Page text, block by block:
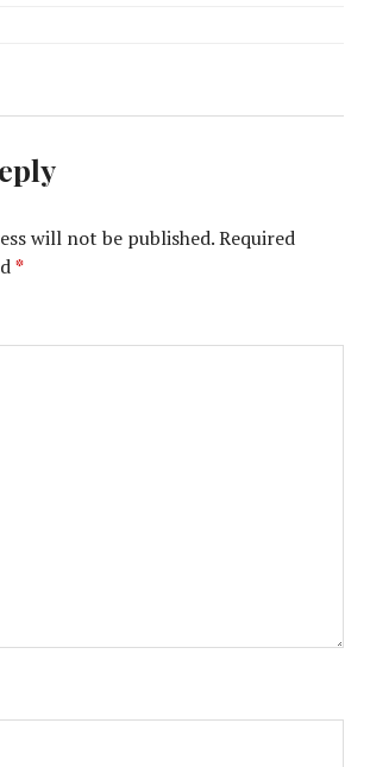
will not be published. Required
*